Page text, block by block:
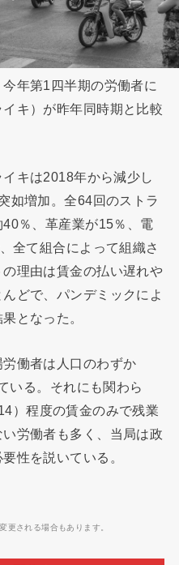
年第1四半期の労働者に
キ）が昨年同時期と比較
キは2018年から減少し
如増加。全64回のストラ
％、革産業が15％、電
全て組合によって組織さ
理由は賃金の払い遅れや
どで、パンデミックによ
となった。
働者は人口のわずか
いる。それにも関わら
）程度の賃金のみで残業
労働者も多く、当局は政
性を説いている。
更される場合もあります。